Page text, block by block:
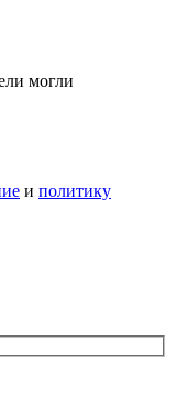
могли
и политику